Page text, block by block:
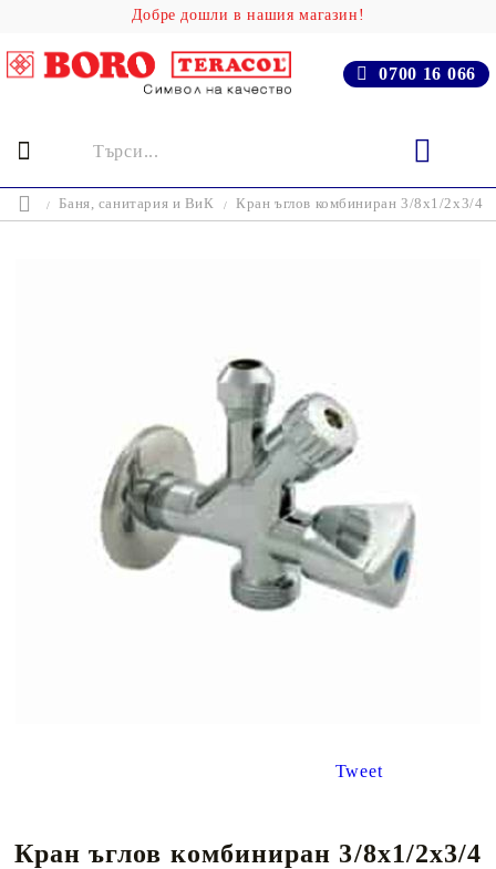
Добре дошли в нашия магазин!
0700 16 066
Баня, cанитария и ВиК Кран ъглов комбиниран 3/8x1/2х3/4
Tweet
Кран ъглов комбиниран 3/8x1/2х3/4